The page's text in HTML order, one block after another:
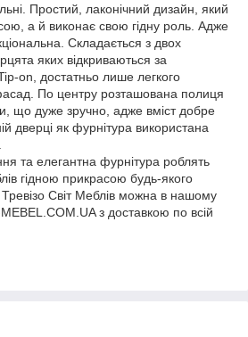
Простий, лаконічний дизайн, який
а й виконає свою гідну роль. Адже
Складається з двох
яких відкриваються за
on, достатньо лише легкого
По центру розташована полиця
що дуже зручно, адже вміст добре
дверці як фурнітура використана
та елегантна фурнітура роблять
гідною прикрасою будь-якого
Тревізо Світ Меблів можна в нашому
з доставкою по всій